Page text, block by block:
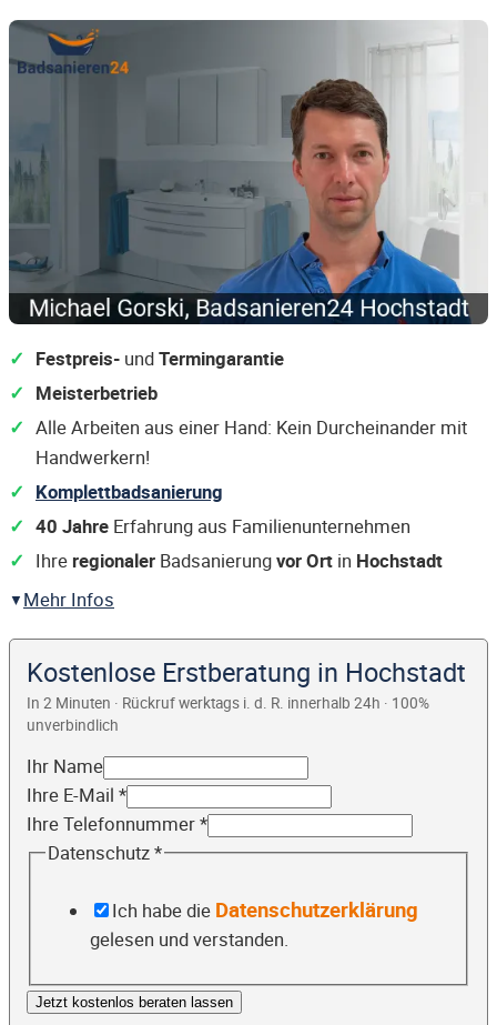
Festpreis- undTermingarantie
Meisterbetrieb
Alle Arbeiten aus einer Hand: Kein Durcheinander mit
Handwerkern!
Komplettbadsanierung
40 Jahre Erfahrung aus Familienunternehmen
Ihre regionaler Badsanierungvor Ort in Hochstadt
Mehr Infos
Kostenlose Erstberatung in Hochstadt
In 2 Minuten · Rückruf werktags i. d. R. innerhalb 24h · 100%
unverbindlich
Ihr Name
Ihre E-Mail *
Ihre Telefonnummer*
Datenschutz*
Ich habe die Datenschutzerklärung
gelesen und verstanden.
Jetzt kostenlos beraten lassen